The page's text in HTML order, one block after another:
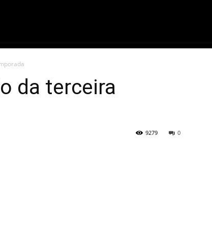
da terceira
0
9279